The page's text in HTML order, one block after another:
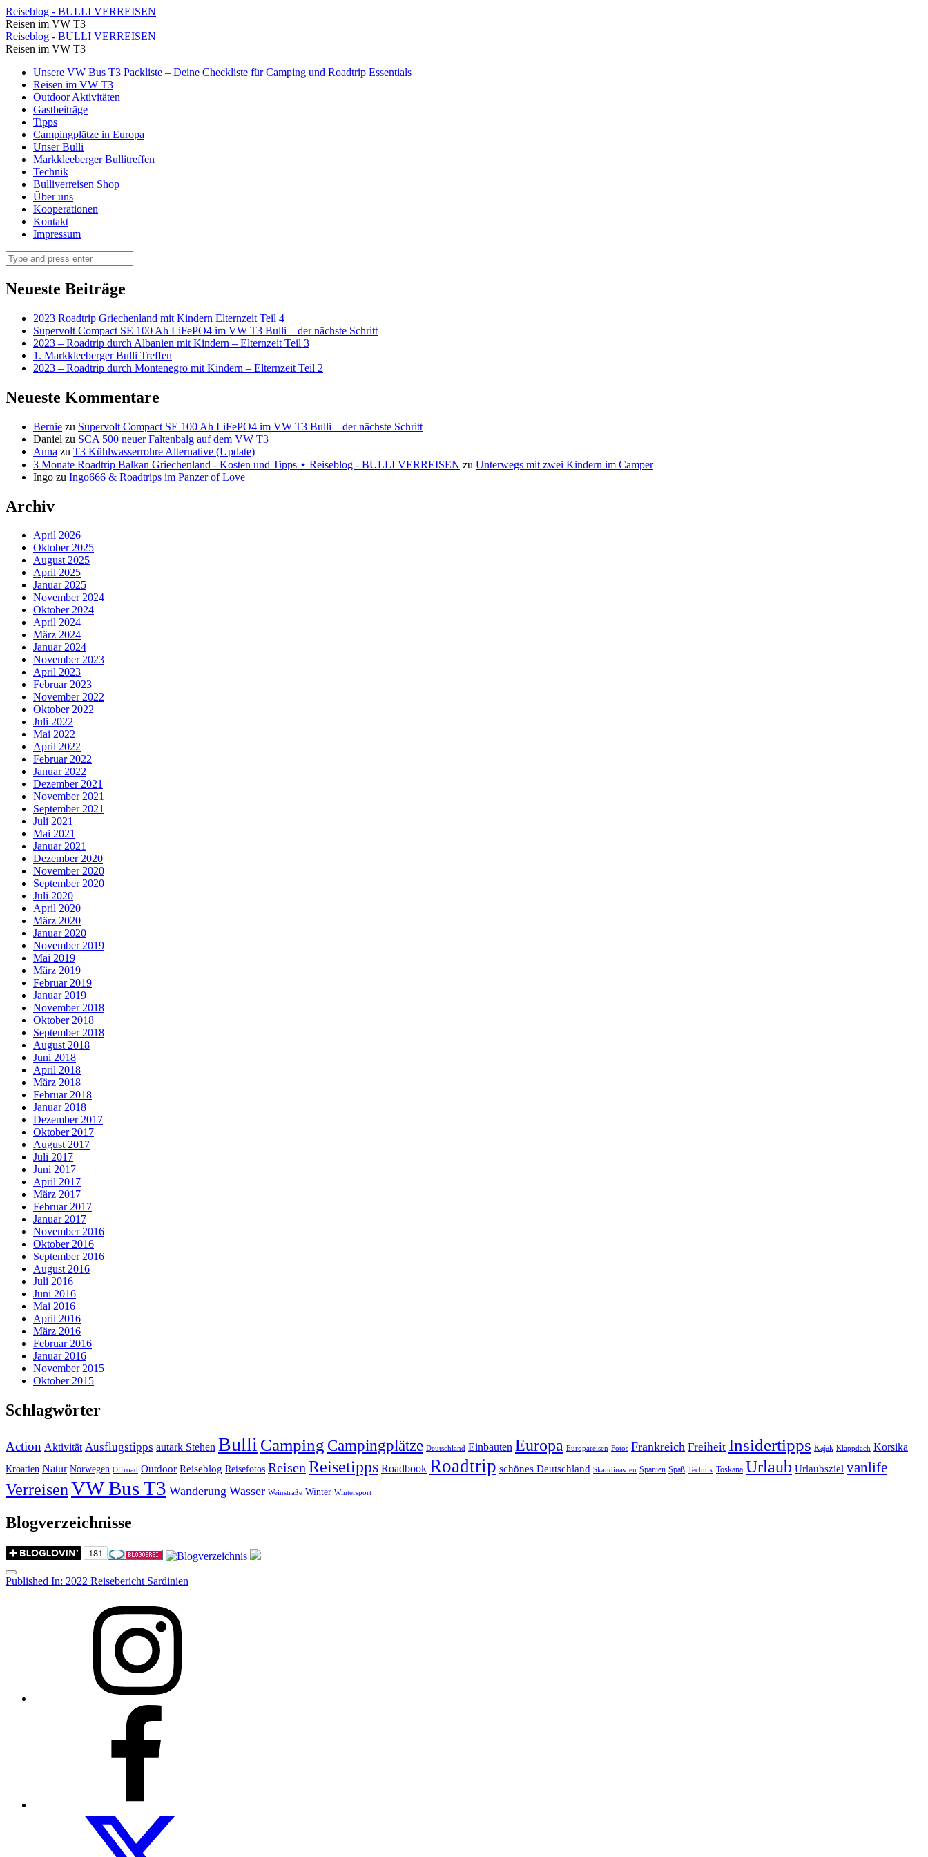
⋆
Reiseblog
-
BULLI
VERREISEN
Reiseblog - BULLI VERREISEN
Reisen im VW T3
⋆
Reiseblog
BULLI
VERREISEN
Reiseblog - BULLI VERREISEN
Reisen im VW T3
Skip
content
Unsere VW Bus T3 Packliste – Deine Checkliste für Camping und Roadtrip Essentials
Reisen im VW T3
Outdoor Aktivitäten
Gastbeiträge
Tipps
Campingplätze in Europa
Unser Bulli
Markkleeberger Bullitreffen
Technik
Bulliverreisen Shop
Über uns
Kooperationen
Kontakt
Impressum
Search
Neueste Beiträge
2023 Roadtrip Griechenland mit Kindern Elternzeit Teil 4
Supervolt Compact SE 100 Ah LiFePO4 im VW T3 Bulli – der nächste Schritt
2023 – Roadtrip durch Albanien mit Kindern – Elternzeit Teil 3
1. Markkleeberger Bulli Treffen
2023 – Roadtrip durch Montenegro mit Kindern – Elternzeit Teil 2
Neueste Kommentare
Bernie zu Supervolt Compact SE 100 Ah LiFePO4 im VW T3 Bulli – der nächste Schritt
Daniel zu SCA 500 neuer Faltenbalg auf dem VW T3
Anna zu T3 Kühlwasserrohre Alternative (Update)
3 Monate Roadtrip Balkan Griechenland - Kosten und Tipps ⋆ Reiseblog - BULLI VERREISEN zu Unterwegs mit zwei Kindern im Camper
Ingo zu Ingo666 & Roadtrips im Panzer of Love
Archiv
April 2026
Oktober 2025
August 2025
April 2025
Januar 2025
November 2024
Oktober 2024
April 2024
März 2024
Januar 2024
November 2023
April 2023
Februar 2023
November 2022
Oktober 2022
Juli 2022
Mai 2022
April 2022
Februar 2022
Januar 2022
Dezember 2021
November 2021
September 2021
Juli 2021
Mai 2021
Januar 2021
Dezember 2020
November 2020
September 2020
Juli 2020
April 2020
März 2020
Januar 2020
November 2019
Mai 2019
März 2019
Februar 2019
Januar 2019
November 2018
Oktober 2018
September 2018
August 2018
Juni 2018
April 2018
März 2018
Februar 2018
Januar 2018
Dezember 2017
Oktober 2017
August 2017
Juli 2017
Juni 2017
April 2017
März 2017
Februar 2017
Januar 2017
November 2016
Oktober 2016
September 2016
August 2016
Juli 2016
Juni 2016
Mai 2016
April 2016
März 2016
Februar 2016
Januar 2016
November 2015
Oktober 2015
Schlagwörter
Action Aktivität Ausflugstipps autark Stehen BulliCamping Campingplätze Deutschland Einbauten Europa Europareisen Fotos Frankreich Freiheit Insidertipps Kajak Klappdach Korsika
Kroatien Natur Norwegen Offroad Outdoor Reiseblog Reisefotos ReisenReisetipps Roadbook Roadtrip schönes Deutschland Skandinavien Spanien Spaß Technik Toskana Urlaub Urlaubsziel vanlife
VerreisenVW Bus T3 Wanderung Wasser Weinstraße Winter Wintersport
Blogverzeichnisse
Menu
Post
Published In: 2022 Reisebericht Sardinien